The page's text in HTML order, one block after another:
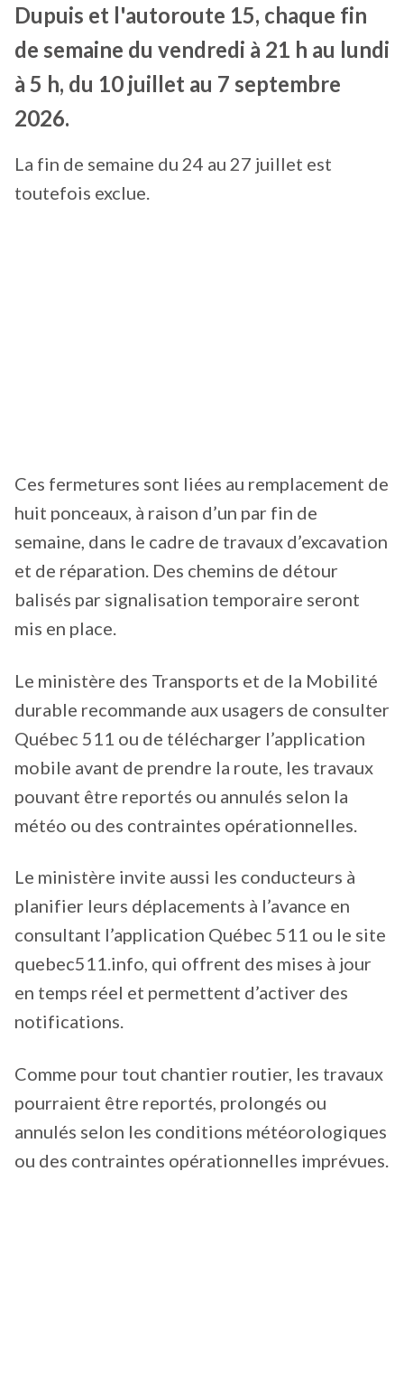
Dupuis et l'autoroute 15, chaque fin
de semaine du vendredi à 21 h au lundi
à 5 h, du 10 juillet au 7 septembre
2026.
La fin de semaine du 24 au 27 juillet est
toutefois exclue.
Ces fermetures sont liées au remplacement de
huit ponceaux, à raison d’un par fin de
semaine, dans le cadre de travaux d’excavation
et de réparation. Des chemins de détour
balisés par signalisation temporaire seront
mis en place.
Le ministère des Transports et de la Mobilité
durable recommande aux usagers de consulter
Québec 511 ou de télécharger l’application
mobile avant de prendre la route, les travaux
pouvant être reportés ou annulés selon la
météo ou des contraintes opérationnelles.
Le ministère invite aussi les conducteurs à
planifier leurs déplacements à l’avance en
consultant l’application Québec 511 ou le site
quebec511.info, qui offrent des mises à jour
en temps réel et permettent d’activer des
notifications.
Comme pour tout chantier routier, les travaux
pourraient être reportés, prolongés ou
annulés selon les conditions météorologiques
ou des contraintes opérationnelles imprévues.